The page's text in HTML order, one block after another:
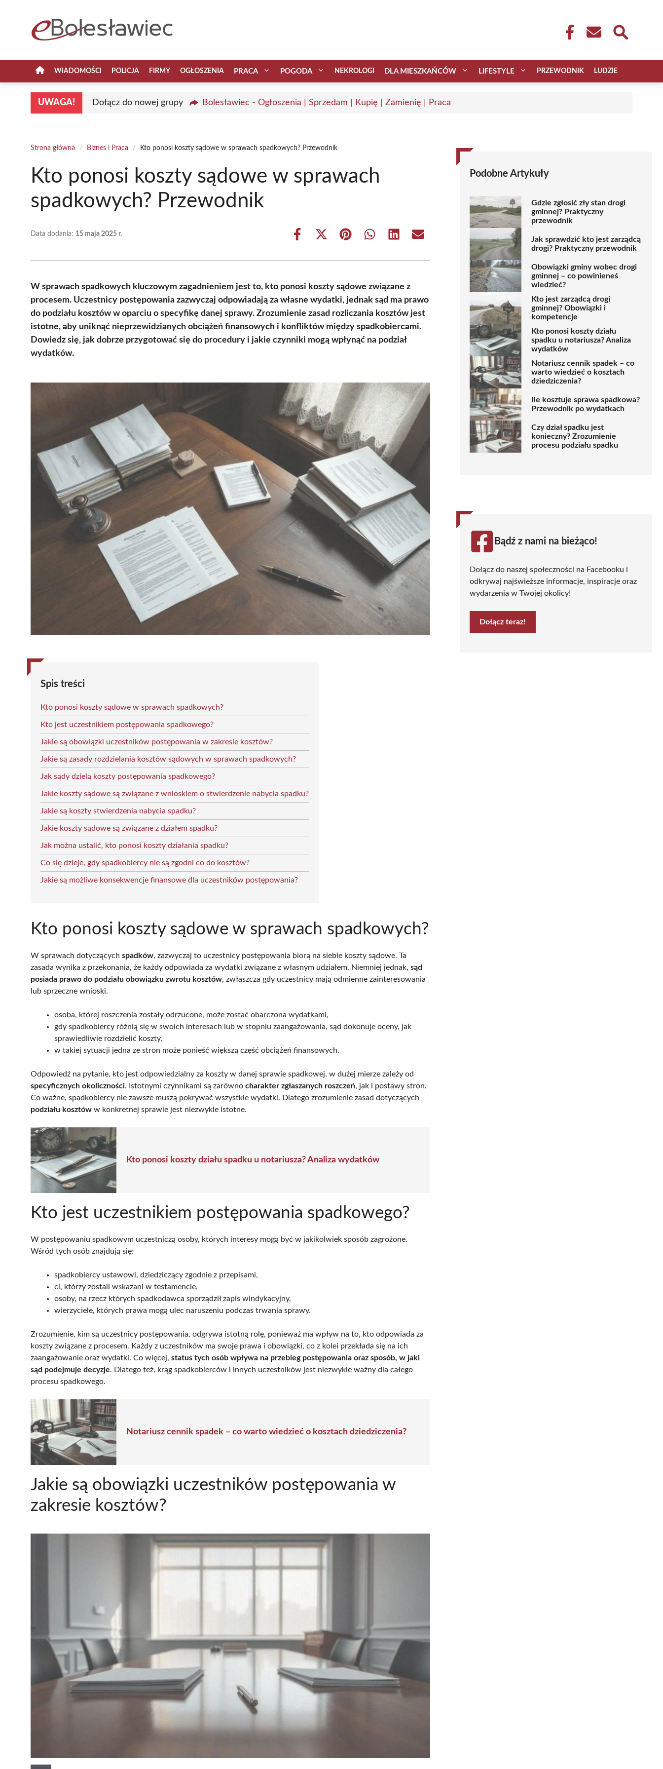
WIADOMOŚCI POLICJA FIRMY OGŁOSZENIA PRACA POGODA NEKROLOGI DLA MIESZKAŃCÓW LIFESTYLE PRZEWODNIK LUDZIE
UWAGA! Dołącz do nowej grupy Bolesławiec - Ogłoszenia | Sprzedam | Kupię | Zamienię | Praca
Strona główna / Biznes i Praca / Kto ponosi koszty sądowe w sprawach spadkowych? Przewodnik
Kto ponosi koszty sądowe w sprawach
spadkowych? Przewodnik
Data dodania: 15 maja 2025 r.
Share
Share
(Twitter)
Share Share Share Share
W sprawach spadkowych kluczowym zagadnieniem jest to, kto ponosi koszty sądowe związane z
procesem. Uczestnicy postępowania zazwyczaj odpowiadają za własne wydatki, jednak sąd ma prawo
do podziału kosztów w oparciu o specyfikę danej sprawy. Zrozumienie zasad rozliczania kosztów jest
istotne, aby uniknąć nieprzewidzianych obciążeń finansowych i konfliktów między spadkobiercami.
Dowiedz się, jak dobrze przygotować się do procedury i jakie czynniki mogą wpłynąć na podział
wydatków.
Spis treści
Kto ponosi koszty sądowe w sprawach spadkowych?
Kto jest uczestnikiem postępowania spadkowego?
Jakie są obowiązki uczestników postępowania w zakresie kosztów?
Jakie są zasady rozdzielania kosztów sądowych w sprawach spadkowych?
Jak sądy dzielą koszty postępowania spadkowego?
Jakie koszty sądowe są związane z wnioskiem o stwierdzenie nabycia spadku?
Jakie są koszty stwierdzenia nabycia spadku?
Jakie koszty sądowe są związane z działem spadku?
Jak można ustalić, kto ponosi koszty działania spadku?
Co się dzieje, gdy spadkobiercy nie są zgodni co do kosztów?
Jakie są możliwe konsekwencje finansowe dla uczestników postępowania?
Kto ponosi koszty sądowe w sprawach spadkowych?
W sprawach dotyczących spadków, zazwyczaj to uczestnicy postępowania biorą na siebie koszty sądowe. Ta
zasada wynika z przekonania, że każdy odpowiada za wydatki związane z własnym udziałem. Niemniej jednak, sąd
posiada prawo do podziału obowiązku zwrotu kosztów, zwłaszcza gdy uczestnicy mają odmienne zainteresowania
lub sprzeczne wnioski.
osoba, której roszczenia zostały odrzucone, może zostać obarczona wydatkami,
gdy spadkobiercy różnią się w swoich interesach lub w stopniu zaangażowania, sąd dokonuje oceny, jak
sprawiedliwie rozdzielić koszty,
w takiej sytuacji jedna ze stron może ponieść większą część obciążeń finansowych.
Odpowiedź na pytanie, kto jest odpowiedzialny za koszty w danej sprawie spadkowej, w dużej mierze zależy od
specyficznych okoliczności. Istotnymi czynnikami są zarówno charakter zgłaszanych roszczeń, jak i postawy stron.
Co ważne, spadkobiercy nie zawsze muszą pokrywać wszystkie wydatki. Dlatego zrozumienie zasad dotyczących
podziału kosztów w konkretnej sprawie jest niezwykle istotne.
Kto ponosi koszty działu spadku u notariusza? Analiza wydatków
Kto jest uczestnikiem postępowania spadkowego?
W postępowaniu spadkowym uczestniczą osoby, których interesy mogą być w jakikolwiek sposób zagrożone.
Wśród tych osób znajdują się:
spadkobiercy ustawowi, dziedziczący zgodnie z przepisami,
ci, którzy zostali wskazani w testamencie,
osoby, na rzecz których spadkodawca sporządził zapis windykacyjny,
wierzyciele, których prawa mogą ulec naruszeniu podczas trwania sprawy.
Zrozumienie, kim są uczestnicy postępowania, odgrywa istotną rolę, ponieważ ma wpływ na to, kto odpowiada za
koszty związane z procesem. Każdy z uczestników ma swoje prawa i obowiązki, co z kolei przekłada się na ich
zaangażowanie oraz wydatki. Co więcej, status tych osób wpływa na przebieg postępowania oraz sposób, w jaki
sąd podejmuje decyzje. Dlatego też, krąg spadkobierców i innych uczestników jest niezwykle ważny dla całego
procesu spadkowego.
Notariusz cennik spadek – co warto wiedzieć o kosztach dziedziczenia?
Jakie są obowiązki uczestników postępowania w
zakresie kosztów?
Podobne Artykuły
Gdzie zgłosić zły stan drogi
gminnej? Praktyczny
przewodnik
Jak sprawdzić kto jest zarządcą
drogi? Praktyczny przewodnik
Obowiązki gminy wobec drogi
gminnej – co powinieneś
wiedzieć?
Kto jest zarządcą drogi
gminnej? Obowiązki i
kompetencje
Kto ponosi koszty działu
spadku u notariusza? Analiza
wydatków
Notariusz cennik spadek – co
warto wiedzieć o kosztach
dziedziczenia?
Ile kosztuje sprawa spadkowa?
Przewodnik po wydatkach
Czy dział spadku jest
konieczny? Zrozumienie
procesu podziału spadku
Bądź z nami na bieżąco!
Dołącz do naszej społeczności na Facebooku i
odkrywaj najświeższe informacje, inspiracje oraz
wydarzenia w Twojej okolicy!
Dołącz teraz!